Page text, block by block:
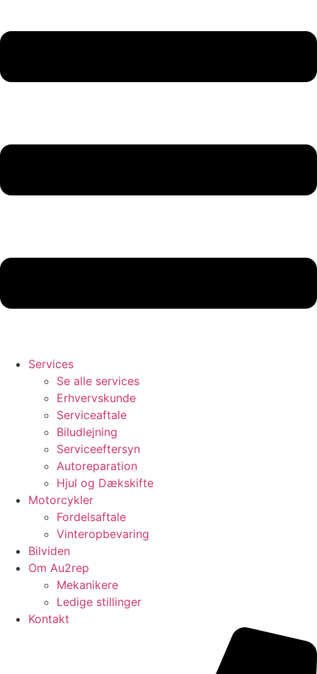
Services
Se alle services
Erhvervskunde
Serviceaftale
Biludlejning
Serviceeftersyn
Autoreparation
Hjul og Dækskifte
Motorcykler
Fordelsaftale
Vinteropbevaring
Bilviden
Om Au2rep
Mekanikere
Ledige stillinger
Kontakt